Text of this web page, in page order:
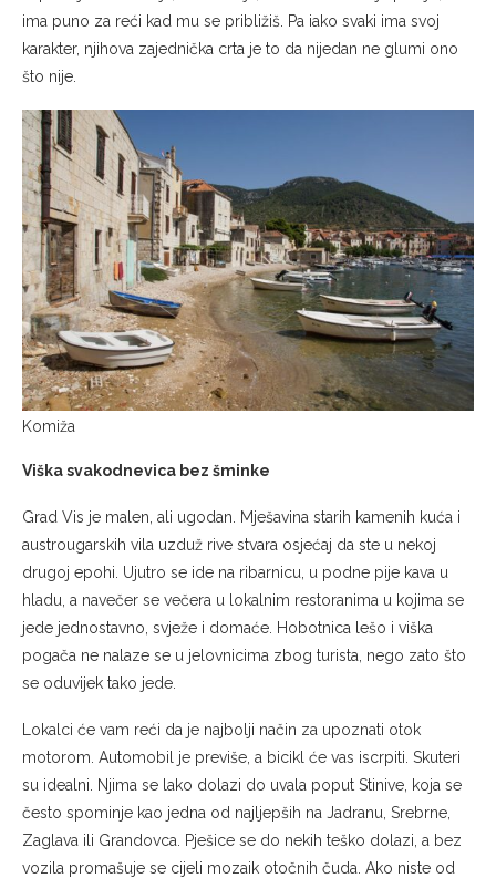
ima puno za reći kad mu se približiš. Pa iako svaki ima svoj
karakter, njihova zajednička crta je to da nijedan ne glumi ono
što nije.
Komiža
Viška svakodnevica bez šminke
Grad Vis je malen, ali ugodan. Mješavina starih kamenih kuća i
austrougarskih vila uzduž rive stvara osjećaj da ste u nekoj
drugoj epohi. Ujutro se ide na ribarnicu, u podne pije kava u
hladu, a navečer se večera u lokalnim restoranima u kojima se
jede jednostavno, svježe i domaće. Hobotnica lešo i viška
pogača ne nalaze se u jelovnicima zbog turista, nego zato što
se oduvijek tako jede.
Lokalci će vam reći da je najbolji način za upoznati otok
motorom. Automobil je previše, a bicikl će vas iscrpiti. Skuteri
su idealni. Njima se lako dolazi do uvala poput Stinive, koja se
često spominje kao jedna od najljepših na Jadranu, Srebrne,
Zaglava ili Grandovca. Pješice se do nekih teško dolazi, a bez
vozila promašuje se cijeli mozaik otočnih čuda. Ako niste od